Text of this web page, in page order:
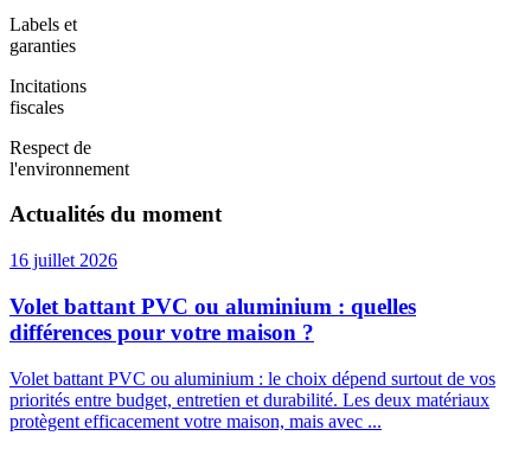
Labels et
garanties
Incitations
fiscales
Respect de
l'environnement
Actualités du moment
16 juillet 2026
Volet battant PVC ou aluminium : quelles
différences pour votre maison ?
Volet battant PVC ou aluminium : le choix dépend surtout de vos
priorités entre budget, entretien et durabilité. Les deux matériaux
protègent efficacement votre maison, mais avec ...